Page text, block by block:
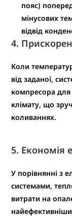
пояс)
мінусових
відвід
4.
Коли
від заданої,
компресора для
клімату, що
коливаннях.
5. Економія
У порівнянні з
системами,
витрати на